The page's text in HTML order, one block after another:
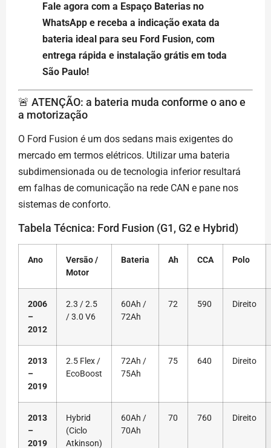
Fale agora com a Espaço Baterias no
WhatsApp e receba a indicação exata da
bateria ideal para seu Ford Fusion, com
entrega rápida e instalação grátis em toda
São Paulo!
🚨 ATENÇÃO: a bateria muda conforme o ano e
a motorização
O Ford Fusion é um dos sedans mais exigentes do
mercado em termos elétricos. Utilizar uma bateria
subdimensionada ou de tecnologia inferior resultará
em falhas de comunicação na rede CAN e pane nos
sistemas de conforto.
Tabela Técnica: Ford Fusion (G1, G2 e Hybrid)
Ano
Versão /
Motor
Bateria Ah CCA Polo
2006
–
2012
2.3 / 2.5
/ 3.0 V6
60Ah /
72Ah
72 590 Direito
2013
–
2019
2.5 Flex /
EcoBoost
72Ah /
75Ah
75 640 Direito
2013
–
2019
Hybrid
(Ciclo
Atkinson)
60Ah /
70Ah
70 760 Direito